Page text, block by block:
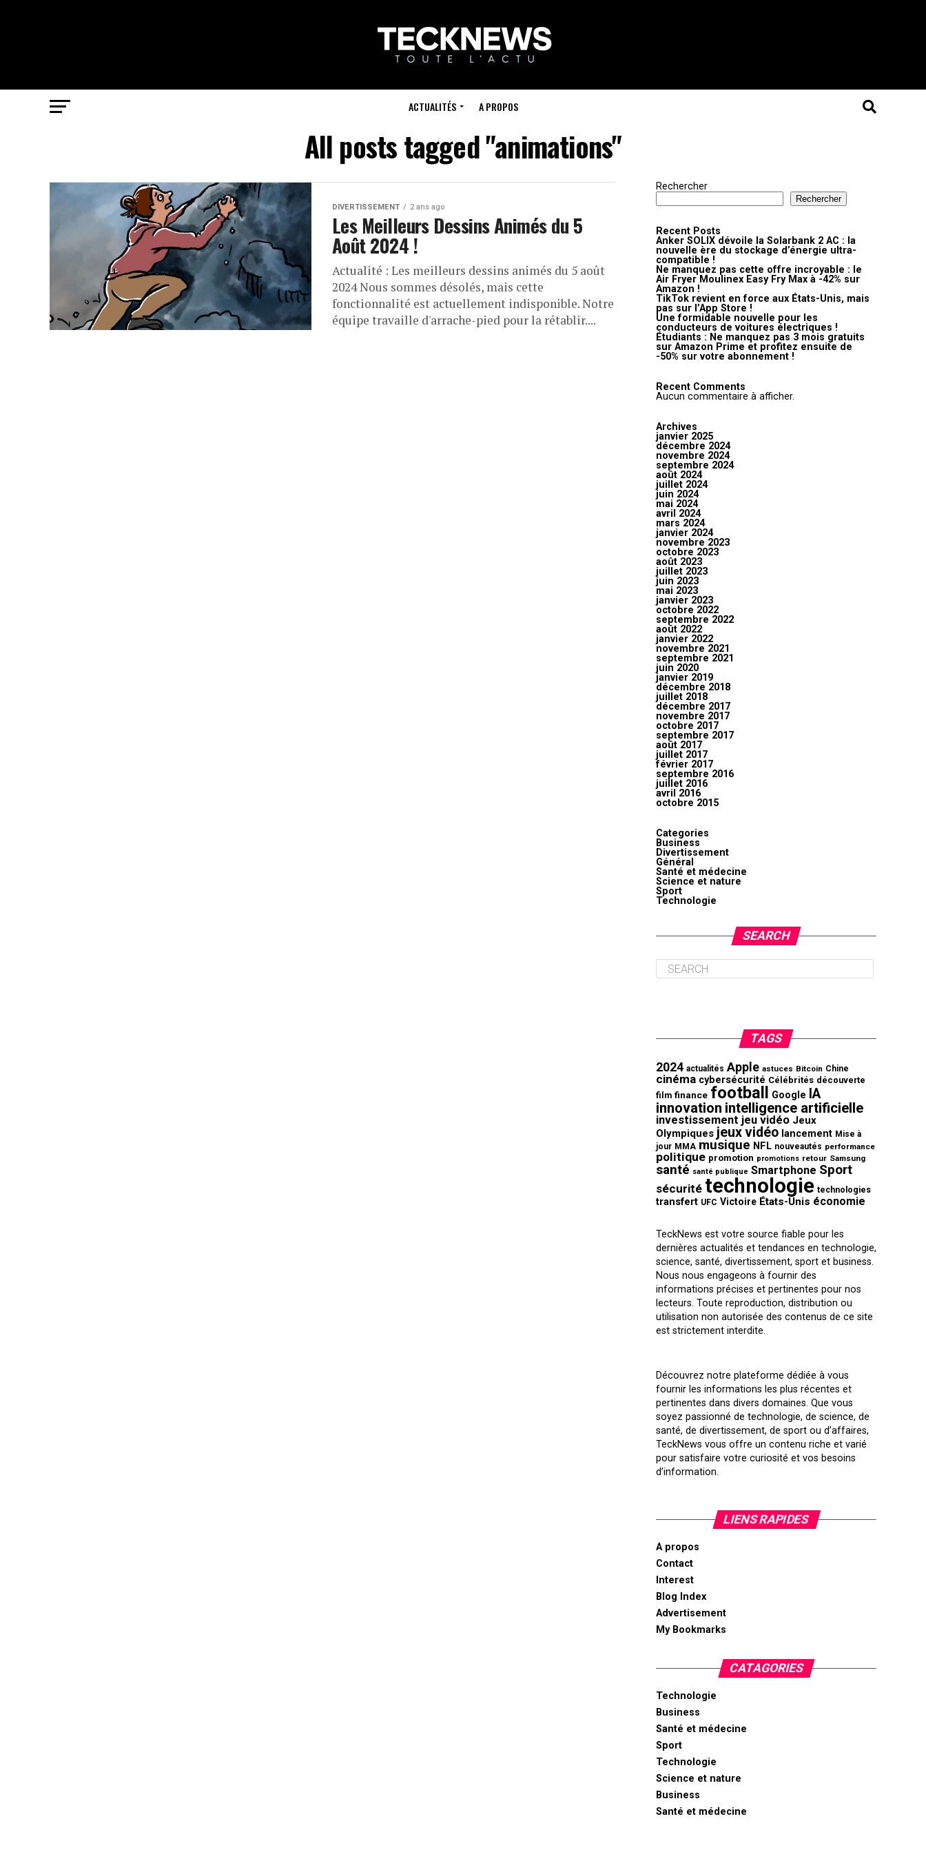
ACTUALITÉS A PROPOS
All posts tagged "animations"
DIVERTISSEMENT 2 ans ago
Les Meilleurs Dessins Animés du 5
Août 2024 !
Actualité : Les meilleurs dessins animés du 5 août
2024 Nous sommes désolés, mais cette
fonctionnalité est actuellement indisponible. Notre
équipe travaille d'arrache-pied pour la rétablir....
Rechercher
Rechercher
Recent Posts
Anker SOLIX dévoile la Solarbank 2 AC : la
nouvelle ère du stockage d’énergie ultra-
compatible !
Ne manquez pas cette offre incroyable : le
Air Fryer Moulinex Easy Fry Max à -42% sur
Amazon !
TikTok revient en force aux États-Unis, mais
pas sur l’App Store !
Une formidable nouvelle pour les
conducteurs de voitures électriques !
Étudiants : Ne manquez pas 3 mois gratuits
sur Amazon Prime et profitez ensuite de
-50% sur votre abonnement !
Recent Comments
Aucun commentaire à afficher.
Archives
janvier 2025
décembre 2024
novembre 2024
septembre 2024
août 2024
juillet 2024
juin 2024
mai 2024
avril 2024
mars 2024
janvier 2024
novembre 2023
octobre 2023
août 2023
juillet 2023
juin 2023
mai 2023
janvier 2023
octobre 2022
septembre 2022
août 2022
janvier 2022
novembre 2021
septembre 2021
juin 2020
janvier 2019
décembre 2018
juillet 2018
décembre 2017
novembre 2017
octobre 2017
septembre 2017
août 2017
juillet 2017
février 2017
septembre 2016
juillet 2016
avril 2016
octobre 2015
Categories
Business
Divertissement
Général
Santé et médecine
Science et nature
Sport
Technologie
SEARCH
TAGS
2024 actualités Apple astuces Bitcoin Chine
cinéma cybersécurité Célébrités découverte
film finance football Google IA
innovation intelligence artificielle
investissement jeu vidéo Jeux
Olympiques jeux vidéo lancement Mise à
jour MMA musique NFL nouveautés performance
politique promotion promotions retour Samsung
santé santé publique Smartphone Sport
sécurité technologie technologies
transfert UFC Victoire États-Unis économie
TeckNews est votre source fiable pour les
dernières actualités et tendances en technologie,
science, santé, divertissement, sport et business.
Nous nous engageons à fournir des
informations précises et pertinentes pour nos
lecteurs. Toute reproduction, distribution ou
utilisation non autorisée des contenus de ce site
est strictement interdite.
Découvrez notre plateforme dédiée à vous
fournir les informations les plus récentes et
pertinentes dans divers domaines. Que vous
soyez passionné de technologie, de science, de
santé, de divertissement, de sport ou d’affaires,
TeckNews vous offre un contenu riche et varié
pour satisfaire votre curiosité et vos besoins
d’information.
LIENS RAPIDES
A propos
Contact
Interest
Blog Index
Advertisement
My Bookmarks
CATAGORIES
Technologie
Business
Santé et médecine
Sport
Technologie
Science et nature
Business
Santé et médecine